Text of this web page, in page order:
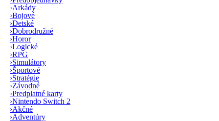
›Arkády
›Bojové
›Detské
›Dobrodružné
›Horor
›Logické
›RPG
›Simulátory
›Športové
›Stratégie
›Závodné
›Predplatné karty
›Nintendo Switch 2
›Akčné
›Adventúry